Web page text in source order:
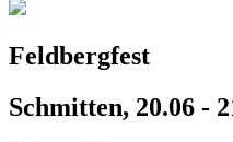
Feldbergfest
Schmitten, 20.06 -